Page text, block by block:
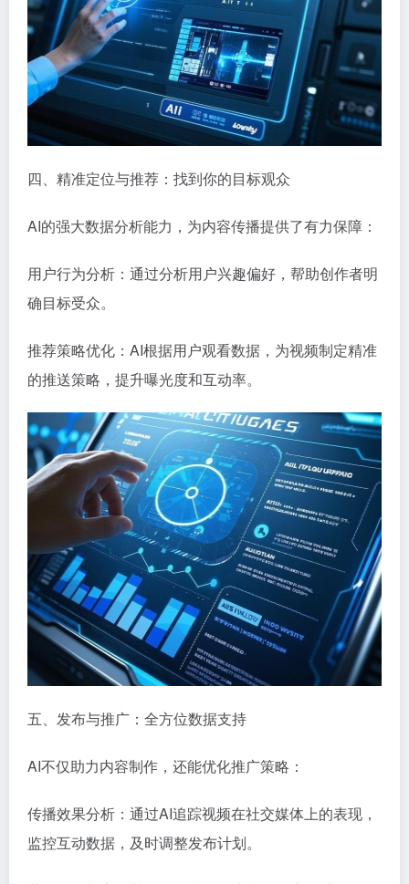
四、精准定位与推荐：找到你的目标观众
AI的强大数据分析能力，为内容传播提供了有力保障：
用户行为分析：通过分析用户兴趣偏好，帮助创作者明
确目标受众。
推荐策略优化：AI根据用户观看数据，为视频制定精准
的推送策略，提升曝光度和互动率。
五、发布与推广：全方位数据支持
AI不仅助力内容制作，还能优化推广策略：
传播效果分析：通过AI追踪视频在社交媒体上的表现，
监控互动数据，及时调整发布计划。